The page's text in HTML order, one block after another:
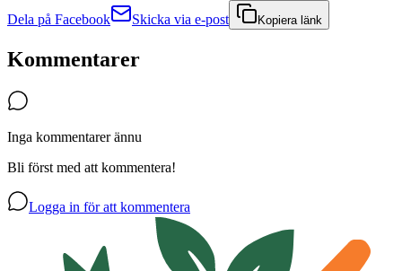
Dela på Facebook Skicka via e-post Kopiera länk
Kommentarer
Inga kommentarer ännu
Bli först med att kommentera!
Logga in för att kommentera